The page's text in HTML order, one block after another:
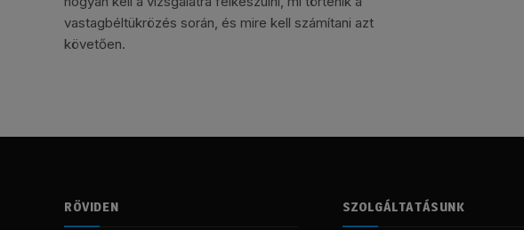
vastagbéltükrözés során, és mire kell számítani azt
követően.
RÖVIDEN SZOLGÁLTATÁSUNK